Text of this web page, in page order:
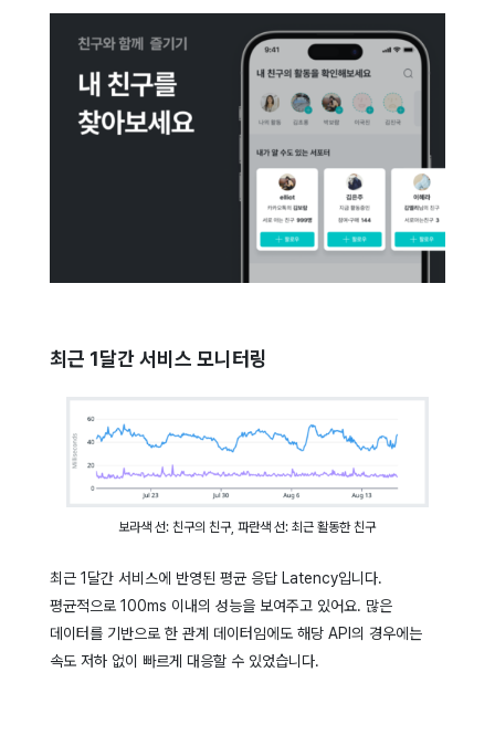
최근 1달간 서비스 모니터링
보라색 선: 친구의 친구, 파란색 선: 최근 활동한 친구
최근 1달간 서비스에 반영된 평균 응답 Latency입니다.
평균적으로 100ms 이내의 성능을 보여주고 있어요. 많은
데이터를 기반으로 한 관계 데이터임에도 해당 API의 경우에는
속도 저하 없이 빠르게 대응할 수 있었습니다.